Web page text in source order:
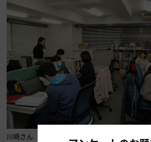
川崎さん（左）が中心になって箱根駅伝本番に